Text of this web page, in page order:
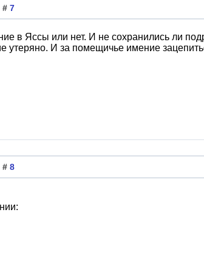
# 7
в Яссы или нет. И не сохранились ли
утеряно. И за помещичье имение
# 8